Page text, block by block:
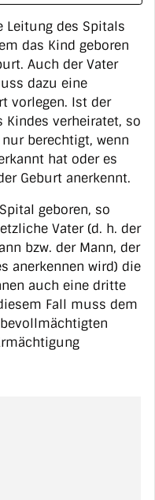
Leitung des Spitals
das Kind geboren
Auch der Vater
dazu eine
vorlegen. Ist der
verheiratet, so
berechtigt, wenn
hat oder es
Geburt anerkennt.
geboren, so
Vater (d. h. der
bzw. der Mann, der
anerkennen wird) die
auch eine dritte
Fall muss dem